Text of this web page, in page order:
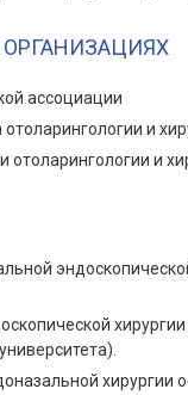
ассоциации
и
и
хирургии